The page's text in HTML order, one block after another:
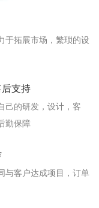
于拓展市场，繁琐的设
支持
己的研发，设计，客
勤保障
与客户达成项目，订单